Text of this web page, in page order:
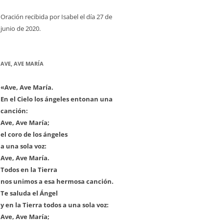
Oración recibida por Isabel el día 27 de
junio de 2020.
AVE, AVE MARÍA
«Ave, Ave María.
En el Cielo los ángeles entonan una
canción:
Ave, Ave María;
el coro de los ángeles
a una sola voz:
Ave, Ave María.
Todos en la Tierra
nos unimos a esa hermosa canción.
Te saluda el Ángel
y en la Tierra todos a una sola voz:
Ave, Ave María;